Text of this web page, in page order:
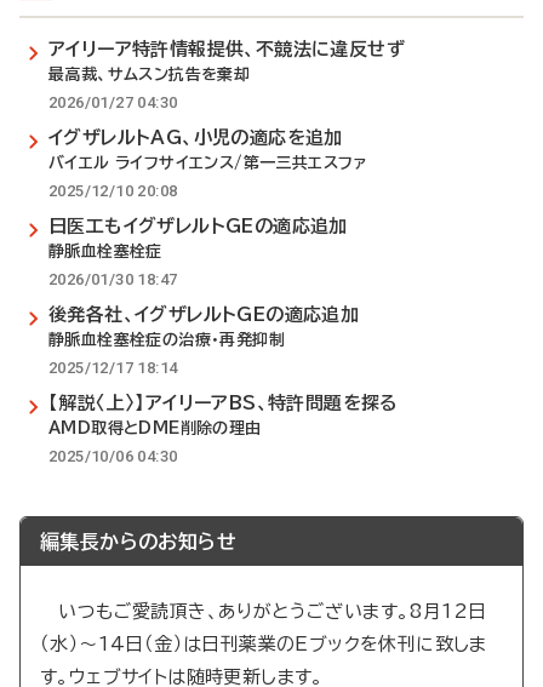
アイリーア特許情報提供、不競法に違反せず
最高裁、サムスン抗告を棄却
2026/01/27 04:30
イグザレルトAG、小児の適応を追加
バイエル ライフサイエンス/第一三共エスファ
2025/12/10 20:08
日医工もイグザレルトGEの適応追加
静脈血栓塞栓症
2026/01/30 18:47
後発各社、イグザレルトGEの適応追加
静脈血栓塞栓症の治療・再発抑制
2025/12/17 18:14
【解説〈上〉】アイリーアBS、特許問題を探る
AMD取得とDME削除の理由
2025/10/06 04:30
編集長からのお知らせ
いつもご愛読頂き、ありがとうございます。8月12日
（水）～14日（金）は日刊薬業のEブックを休刊に致しま
す。ウェブサイトは随時更新します。